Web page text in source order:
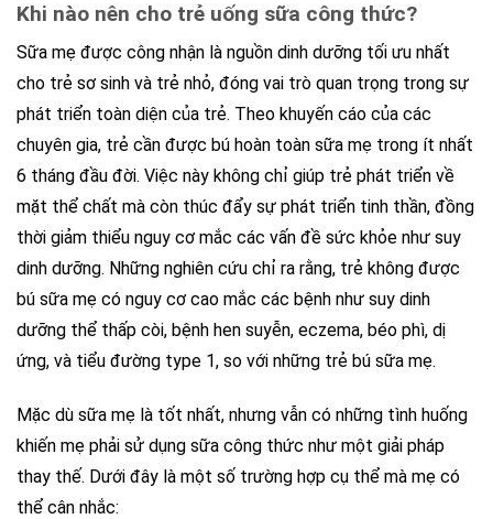
Khi nào nên cho trẻ uống sữa công thức?
Sữa mẹ được công nhận là nguồn dinh dưỡng tối ưu nhất
cho trẻ sơ sinh và trẻ nhỏ, đóng vai trò quan trọng trong sự
phát triển toàn diện của trẻ. Theo khuyến cáo của các
chuyên gia, trẻ cần được bú hoàn toàn sữa mẹ trong ít nhất
6 tháng đầu đời. Việc này không chỉ giúp trẻ phát triển về
mặt thể chất mà còn thúc đẩy sự phát triển tinh thần, đồng
thời giảm thiểu nguy cơ mắc các vấn đề sức khỏe như suy
dinh dưỡng. Những nghiên cứu chỉ ra rằng, trẻ không được
bú sữa mẹ có nguy cơ cao mắc các bệnh như suy dinh
dưỡng thể thấp còi, bệnh hen suyễn, eczema, béo phì, dị
ứng, và tiểu đường type 1, so với những trẻ bú sữa mẹ.
Mặc dù sữa mẹ là tốt nhất, nhưng vẫn có những tình huống
khiến mẹ phải sử dụng sữa công thức như một giải pháp
thay thế. Dưới đây là một số trường hợp cụ thể mà mẹ có
thể cân nhắc: